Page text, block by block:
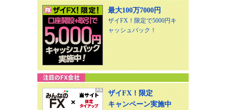
最大100万7000円
ザイFX！限定で5000円キ
ャッシュバック！
ザイFX！限定
キャンペーン実施中